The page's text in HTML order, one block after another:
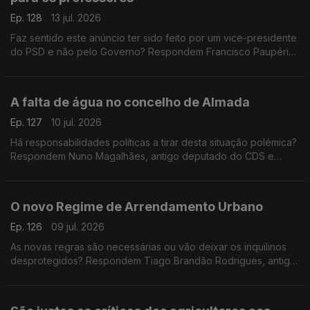
Ep. 128
13 jul. 2026
Faz sentido este anúncio ter sido feito por um vice-presidente
do PSD e não pelo Governo? Respondem Francisco Paupério,
A falta de água no concelho de Almada
Ep. 127
10 jul. 2026
Há responsabilidades políticas a tirar desta situação polémica?
Respondem Nuno Magalhães, antigo deputado do CDS e
O novo Regime de Arrendamento Urbano
Ep. 126
09 jul. 2026
As novas regras são necessárias ou vão deixar os inquilinos
desprotegidos? Respondem Tiago Brandão Rodrigues, antigo